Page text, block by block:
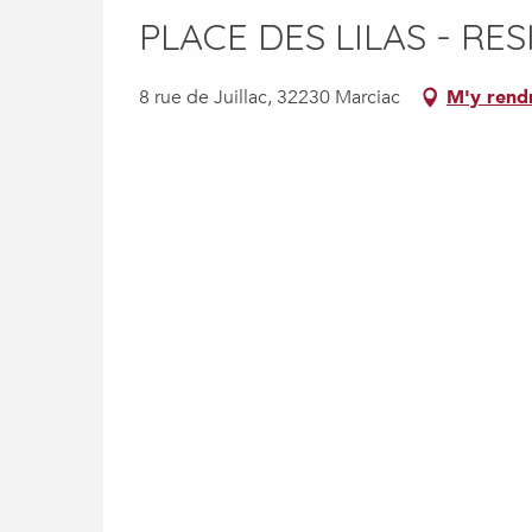
PLACE DES LILAS -
8 rue de Juillac, 32230 Marciac M'y